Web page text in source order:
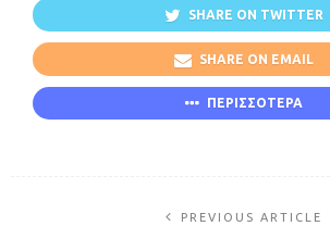
SHARE ON TWITTER
SHARE ON EMAIL
ΠΕΡΙΣΣΟΤΕΡΑ
PREVIOUS ARTICLE